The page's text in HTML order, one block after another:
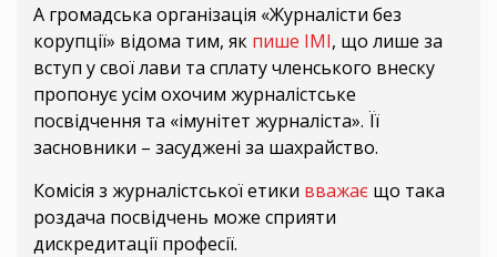
А громадська організація «Журналісти без
корупції» відома тим, як пише ІМІ, що лише за
вступ у свої лави та сплату членського внеску
пропонує усім охочим журналістське
посвідчення та «імунітет журналіста». Її
засновники – засуджені за шахрайство.
Комісія з журналістської етики вважає що така
роздача посвідчень може сприяти
дискредитації професії.